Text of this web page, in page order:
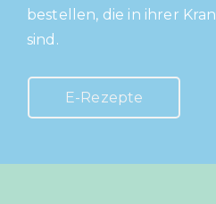
bestellen, die in ihrer
sind.
E-Rezepte